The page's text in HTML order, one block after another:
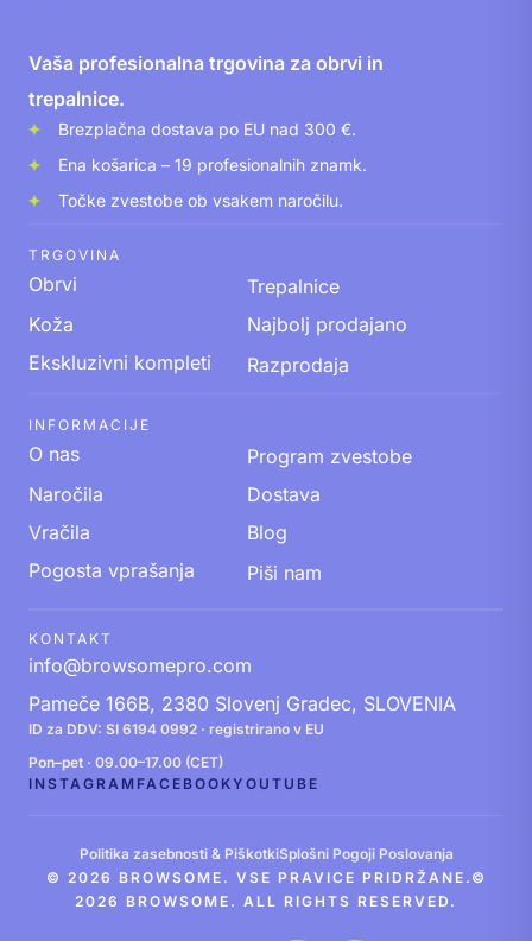
Vaša profesionalna trgovina za obrvi in
trepalnice.
Brezplačna dostava po EU nad 300 €.
Ena košarica – 19 profesionalnih znamk.
Točke zvestobe ob vsakem naročilu.
TRGOVINA
Obrvi
Trepalnice
Koža
Najbolj prodajano
Ekskluzivni kompleti
Razprodaja
INFORMACIJE
O nas
Program zvestobe
Naročila
Dostava
Vračila
Blog
Pogosta vprašanja
Piši nam
KONTAKT
info@browsomepro.com
Pameče 166B, 2380 Slovenj Gradec, SLOVENIA
ID za DDV: SI 6194 0992 · registrirano v EU
Pon–pet · 09.00–17.00 (CET)
INSTAGRAM FACEBOOKYOUTUBE
Politika zasebnosti & PiškotkiSplošni Pogoji Poslovanja
© 2026 BROWSOME. VSE PRAVICE PRIDRŽANE.©
2026 BROWSOME. ALL RIGHTS RESERVED.